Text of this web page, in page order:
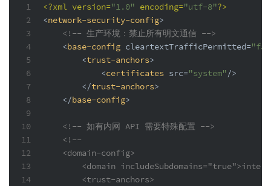
1
2
3
4
5
6
7
8
9
10
11
12
13
14
<?xml version="1.0" encoding="utf-8"?>
<network-security-config>
<!-- 生产环境：禁止所有明文通信 -->
<base-config cleartextTrafficPermitted=
<trust-anchors>
<certificates src="system"/>
</trust-anchors>
</base-config>
<!-- 如有内网 API 需要特殊配置 -->
<!--
    <domain-config>
<domain
        <trust-anchors>